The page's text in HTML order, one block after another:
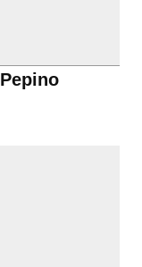
Pepino